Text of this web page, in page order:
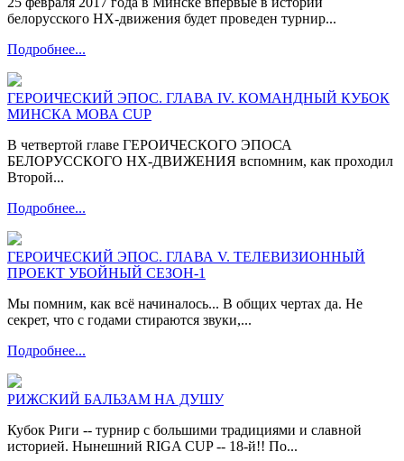
белорусского НХ-движения будет проведен турнир...
Подробнее...
ГЕРОИЧЕСКИЙ ЭПОС. ГЛАВА IV. КОМАНДНЫЙ КУБОК
МИНСКА МОВА CUP
В четвертой главе ГЕРОИЧЕСКОГО ЭПОСА
БЕЛОРУССКОГО НХ-ДВИЖЕНИЯ вспомним, как проходил
Второй...
Подробнее...
ГЕРОИЧЕСКИЙ ЭПОС. ГЛАВА V. ТЕЛЕВИЗИОННЫЙ
ПРОЕКТ УБОЙНЫЙ СЕЗОН-1
Мы помним, как всё начиналось... В общих чертах да. Не
секрет, что с годами стираются звуки,...
Подробнее...
РИЖСКИЙ БАЛЬЗАМ НА ДУШУ
Кубок Риги -- турнир с большими традициями и славной
историей. Нынешний RIGA CUP -- 18-й!! По...